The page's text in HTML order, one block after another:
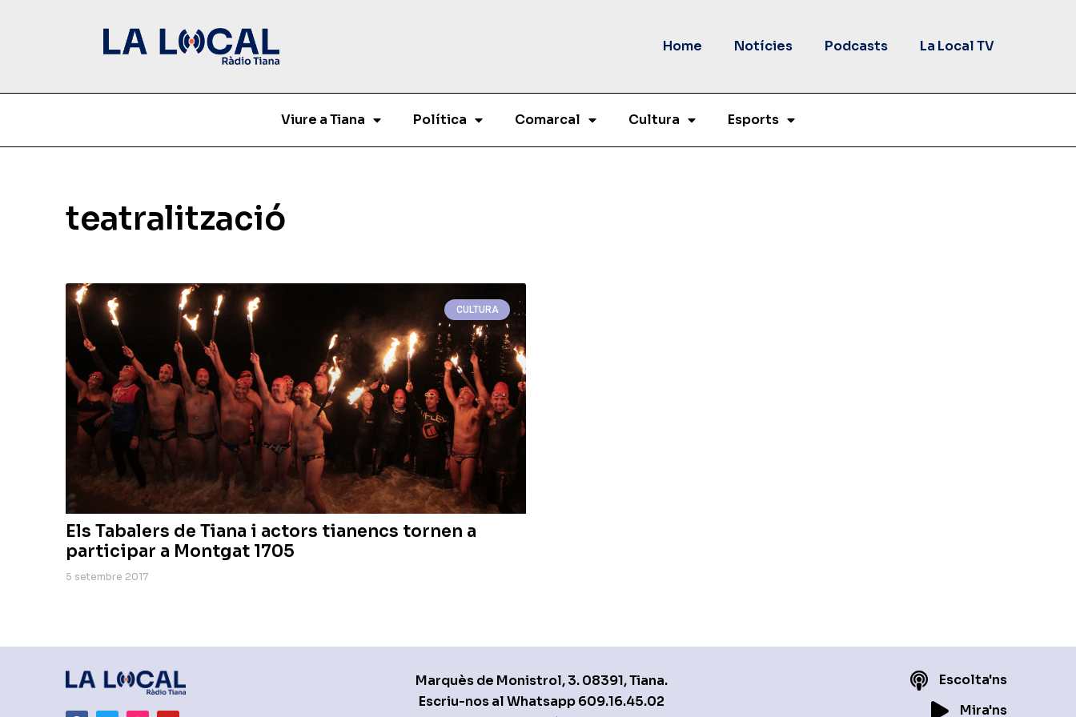
Home Notícies Podcasts La Local TV
Viure a Tiana Política Comarcal Cultura Esports
teatralització
CULTURA
Els Tabalers de Tiana i actors tianencs tornen a
participar a Montgat 1705
5 setembre 2017
Marquès de Monistrol, 3. 08391, Tiana.
Escriu-nos al Whatsapp609.16.45.02
Escolta'ns
Mira'ns